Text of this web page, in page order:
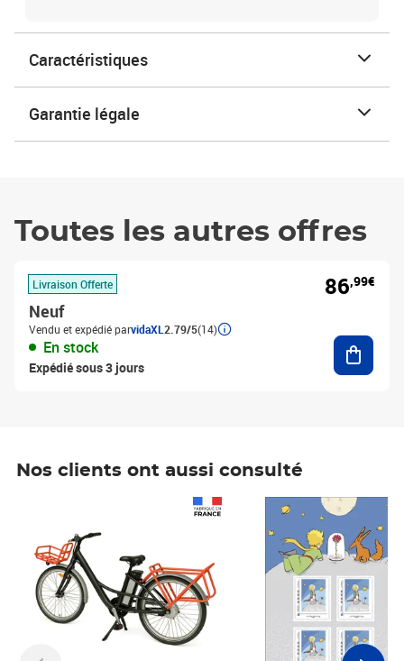
Caractéristiques
Garantie légale
Toutes les autres offres
Livraison Offerte
Neuf
Vendu et expédié parvidaXL 2.79/5(14)
En stock
Expédié sous 3 jours
86,99€
Nos clients ont aussi consulté
Prix 7,50€